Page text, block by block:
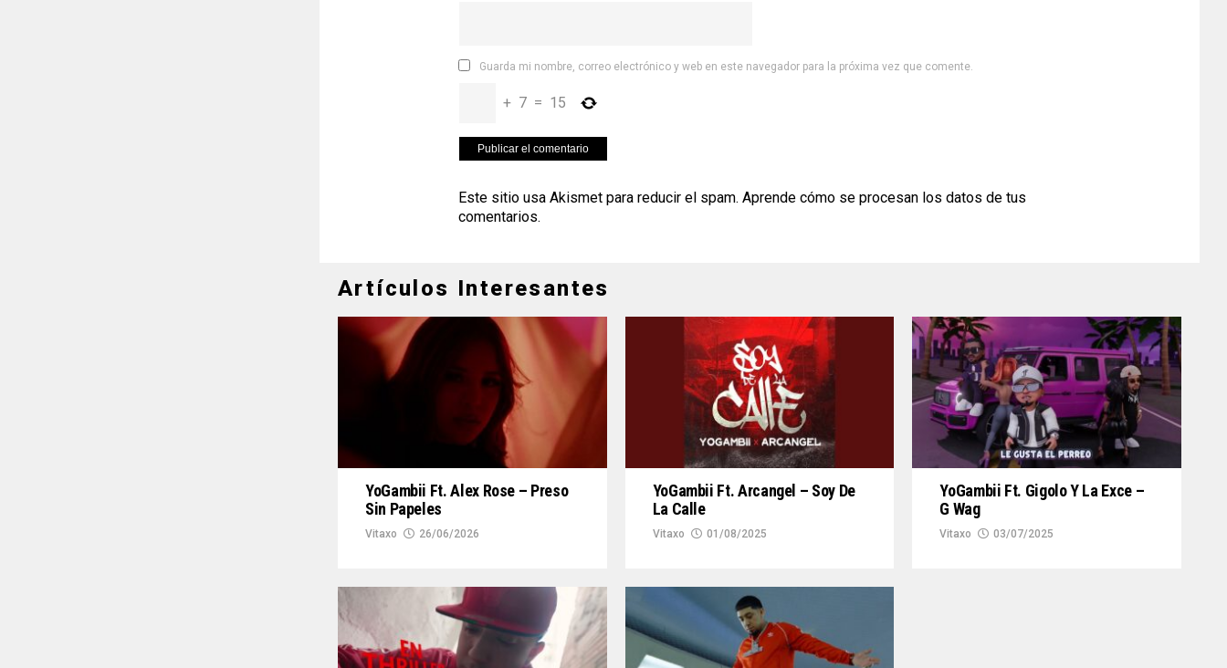
Guarda mi nombre, correo electrónico y web en este navegador para la próxima vez que comente.
+ 7 = 15
Este sitio usa Akismet para reducir el spam. Aprende cómo se procesan los datos de tus
comentarios.
Artículos Interesantes
YoGambii Ft. Alex Rose – Preso
Sin Papeles
Vitaxo 26/06/2026
YoGambii Ft. Arcangel – Soy De
La Calle
Vitaxo 01/08/2025
YoGambii Ft. Gigolo Y La Exce –
G Wag
Vitaxo 03/07/2025